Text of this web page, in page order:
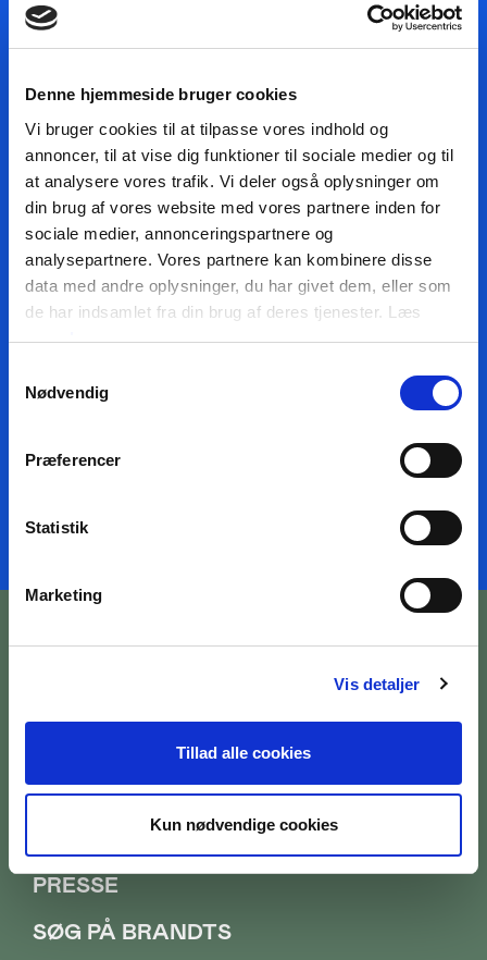
Denne hjemmeside bruger cookies
Vi bruger cookies til at tilpasse vores indhold og
annoncer, til at vise dig funktioner til sociale medier og til
at analysere vores trafik. Vi deler også oplysninger om
din brug af vores website med vores partnere inden for
sociale medier, annonceringspartnere og
analysepartnere. Vores partnere kan kombinere disse
data med andre oplysninger, du har givet dem, eller som
de har indsamlet fra din brug af deres tjenester. Læs
mereher
Nødvendig
Præferencer
Statistik
Marketing
Vis detaljer
Tillad alle cookies
Kun nødvendige cookies
HOLD DIG OPDATERET OM
KUNSTMUSEUM BRANDTS
Din e-mail
JA, TAK TIL NYHEDER
BILETTER OG ÅBNINGSTIDER
OM MUSEET
MEDARBEJDERE
PRESSE
SØG PÅ BRANDTS